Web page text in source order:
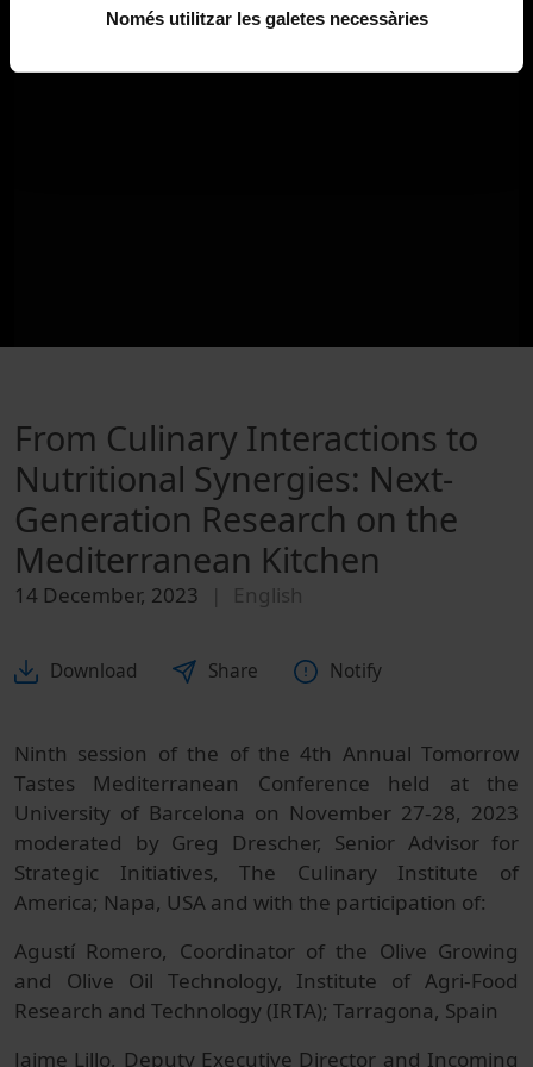
Només utilitzar les galetes necessàries
From Culinary Interactions to
Nutritional Synergies: Next‐
Generation Research on the
Mediterranean Kitchen
14 December, 2023 English
Download Share Notify
Ninth session of the of the 4th Annual Tomorrow
Tastes Mediterranean Conference held at the
University of Barcelona on November 27-28, 2023
moderated by Greg Drescher, Senior Advisor for
Strategic Initiatives, The Culinary Institute of
America; Napa, USA and with the participation of:
Agustí Romero, Coordinator of the Olive Growing
and Olive Oil Technology, Institute of Agri‐Food
Research and Technology (IRTA); Tarragona, Spain
Jaime Lillo, Deputy Executive Director and Incoming